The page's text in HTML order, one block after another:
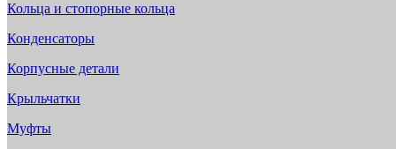
Кольца и стопорные кольца
Конденсаторы
Корпусные детали
Крыльчатки
Муфты